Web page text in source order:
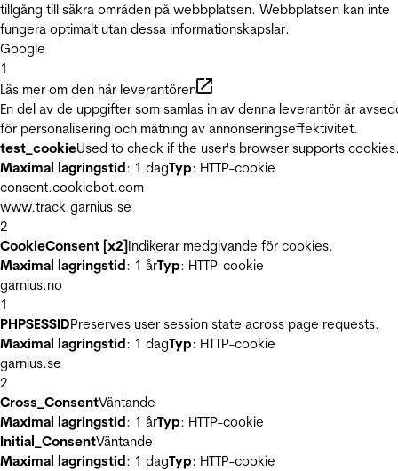
tillgång till säkra områden på webbplatsen. Webbplatsen kan inte
fungera optimalt utan dessa informationskapslar.
Google
1
Läs mer om den här leverantören
En del av de uppgifter som samlas in av denna leverantör är
för personalisering och mätning av annonseringseffektivitet.
test_cookieUsed to check if the user's browser supports
Maximal lagringstid: 1 dagTyp: HTTP-cookie
consent.cookiebot.com
www.track.garnius.se
2
CookieConsent [x2]Indikerar medgivande för cookies.
Maximal lagringstid: 1 årTyp: HTTP-cookie
garnius.no
1
PHPSESSIDPreserves user session state across page requests.
Maximal lagringstid: 1 dagTyp: HTTP-cookie
garnius.se
2
Cross_ConsentVäntande
Maximal lagringstid: 1 årTyp: HTTP-cookie
Initial_ConsentVäntande
Maximal lagringstid: 1 dagTyp: HTTP-cookie